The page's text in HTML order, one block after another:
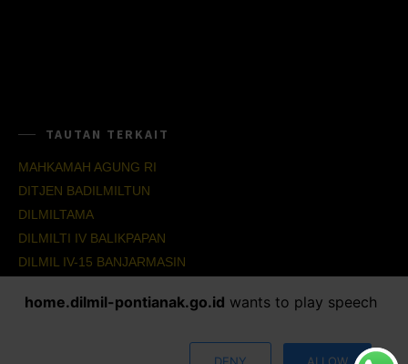
TAUTAN TERKAIT
MAHKAMAH AGUNG RI
DITJEN BADILMILTUN
DILMILTAMA
DILMILTI IV BALIKPAPAN
DILMIL IV-15 BANJARMASIN
home.dilmil-pontianak.go.id wants to play speech
DENY ALLOW